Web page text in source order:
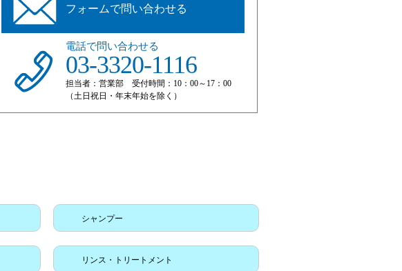
フォームで問い合わせる
電話で問い合わせる
03-3320-1116
担当者：営業部 受付時間：10：00～17：00
（土日祝日・年末年始を除く）
シャンプー
リンス・トリートメント